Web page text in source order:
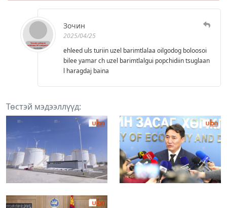
Зочин
2025/04/25
ehleed uls turiin uzel barimtlalaa oilgodog boloosoi
bilee yamar ch uzel barimtlalgui popchidiin tsuglaan
l haragdaj baina
Төстэй мэдээллүүд: